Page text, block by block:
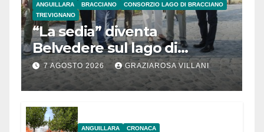
ANGUILLARA BRACCIANO
CONSORZIO LAGO DI BRACCIANO
TREVIGNANO
“La sedia” diventa
Belvedere sul lago di
Bracciano: ieri
l’inaugurazione
7 AGOSTO 2026 GRAZIAROSA VILLANI
ANGUILLARA CRONACA